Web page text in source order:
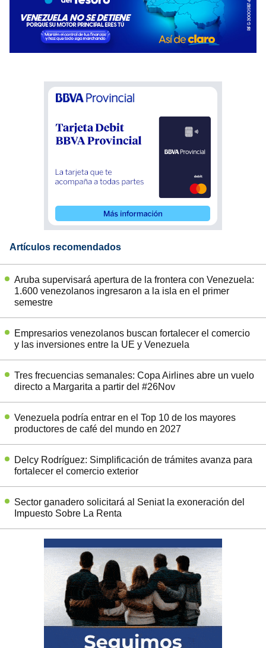
Artículos recomendados
Aruba supervisará apertura de la frontera con Venezuela:
1.600 venezolanos ingresaron a la isla en el primer
semestre
Empresarios venezolanos buscan fortalecer el comercio
y las inversiones entre la UE y Venezuela
Tres frecuencias semanales: Copa Airlines abre un vuelo
directo a Margarita a partir del #26Nov
Venezuela podría entrar en el Top 10 de los mayores
productores de café del mundo en 2027
Delcy Rodríguez: Simplificación de trámites avanza para
fortalecer el comercio exterior
Sector ganadero solicitará al Seniat la exoneración del
Impuesto Sobre La Renta